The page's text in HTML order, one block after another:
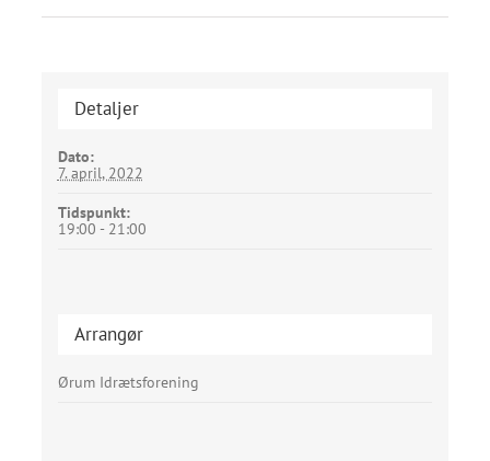
Detaljer
Dato:
7. april, 2022
Tidspunkt:
19:00 - 21:00
Arrangør
Ørum Idrætsforening